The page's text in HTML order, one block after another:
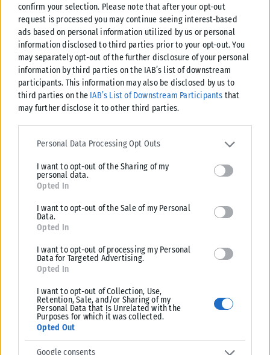
confirm your selection. Please note that after your opt-out
request is processed you may continue seeing interest-based
ads based on personal information utilized by us or personal
information disclosed to third parties prior to your opt-out. You
may separately opt-out of the further disclosure of your personal
information by third parties on the IAB’s list of downstream
participants. This information may also be disclosed by us to
third parties on the IAB’s List of Downstream Participants that
may further disclose it to other third parties.
Please note that this website/app uses one or more Google
services and may gather and store information including but not
deny consent to Google and its third-party tags to use your data
for below specified purposes in below Google consent section.
Personal Data Processing Opt Outs
I want to opt-out of the Sharing of my
personal data.
Opted In
I want to opt-out of the Sale of my Personal
Data.
Opted In
I want to opt-out of processing my Personal
Data for Targeted Advertising.
Opted In
I want to opt-out of Collection, Use,
Retention, Sale, and/or Sharing of my
Personal Data that Is Unrelated with the
Purposes for which it was collected.
Opted Out
Google consents
Ενδυνάμωσης Ηλικιωμένων, με δύο τμήματα εκπαίδευσης. Τα
μαθήματα πραγματοποιούνται δύο φορές την εβδομάδα στο
Πνευματικό Κέντρο του Δήμου.
Tags: Δόμνα Μιχαηλίδου Πνευματικό Κέντρο του Δήμου Βριλησσίων
Σχετικά Άρθρα